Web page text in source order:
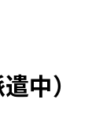
中）